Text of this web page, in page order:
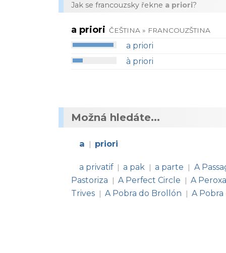
Jak se francouzsky řekne a priori?
a priori ČEŠTINA » FRANCOUZŠTINA
a priori
à priori
Možná hledáte...
a priori
a privatif a pak a parte
A
Pastoriza
A Perfect Circle
A
Trives
A Pobra do Brollón A Pobra